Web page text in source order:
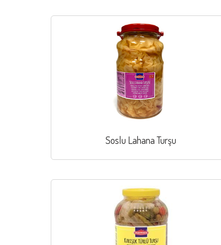
Soslu Lahana Turşu